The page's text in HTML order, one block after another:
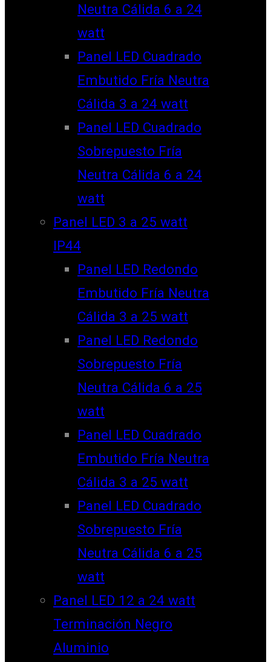
Neutra Cálida 6 a 24
watt
Panel LED Cuadrado
Embutido Fría Neutra
Cálida 3 a 24 watt
Panel LED Cuadrado
Sobrepuesto Fría
Neutra Cálida 6 a 24
watt
Panel LED 3 a 25 watt
IP44
Panel LED Redondo
Embutido Fría Neutra
Cálida 3 a 25 watt
Panel LED Redondo
Sobrepuesto Fría
Neutra Cálida 6 a 25
watt
Panel LED Cuadrado
Embutido Fría Neutra
Cálida 3 a 25 watt
Panel LED Cuadrado
Sobrepuesto Fría
Neutra Cálida 6 a 25
watt
Panel LED 12 a 24 watt
Terminación Negro
Aluminio